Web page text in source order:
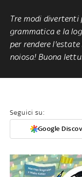
Tre modi divertenti
grammatica e la
per rendere
noiosa! Buona
Seguici su:
Google